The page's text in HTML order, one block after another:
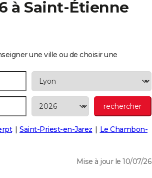
à Saint-Étienne
une ville ou de choisir une
Saint-Priest-en-Jarez
Le Chambon-
Mise à jour le 10/07/26